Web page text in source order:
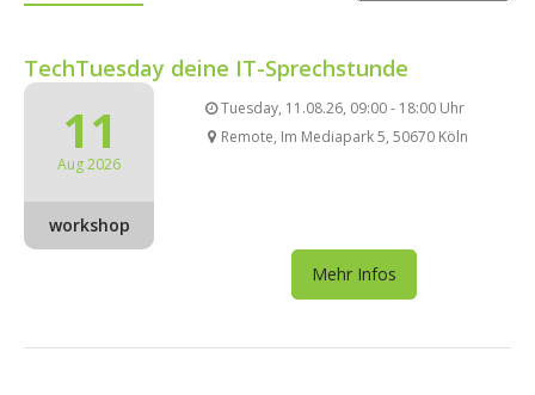
TechTuesday deine IT-Sprechstunde
11
Aug 2026
workshop
Tuesday, 11.08.26, 09:00 - 18:00 Uhr
Remote, Im Mediapark 5, 50670 Köln
Mehr Infos